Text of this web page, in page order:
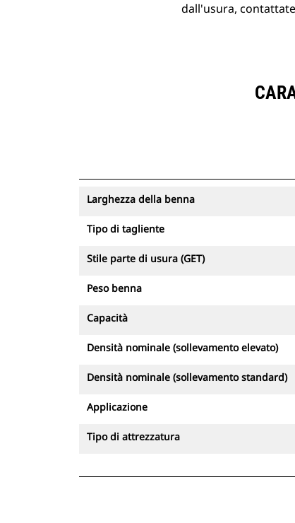
dall'usura,
Larghezza della benna
Tipo di tagliente
Stile parte di usura (GET)
Peso benna
Capacità
Densità nominale (sollevamento elevato)
Densità nominale (sollevamento standard)
Applicazione
Tipo di attrezzatura